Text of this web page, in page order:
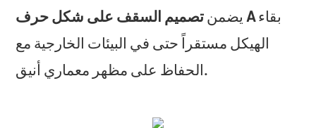
يضمن تصميم السقف على شكل حرف Aبقاء
الهيكل مستقراً حتى في البيئات الخارجية مع
الحفاظ على مظهر معماري أنيق.